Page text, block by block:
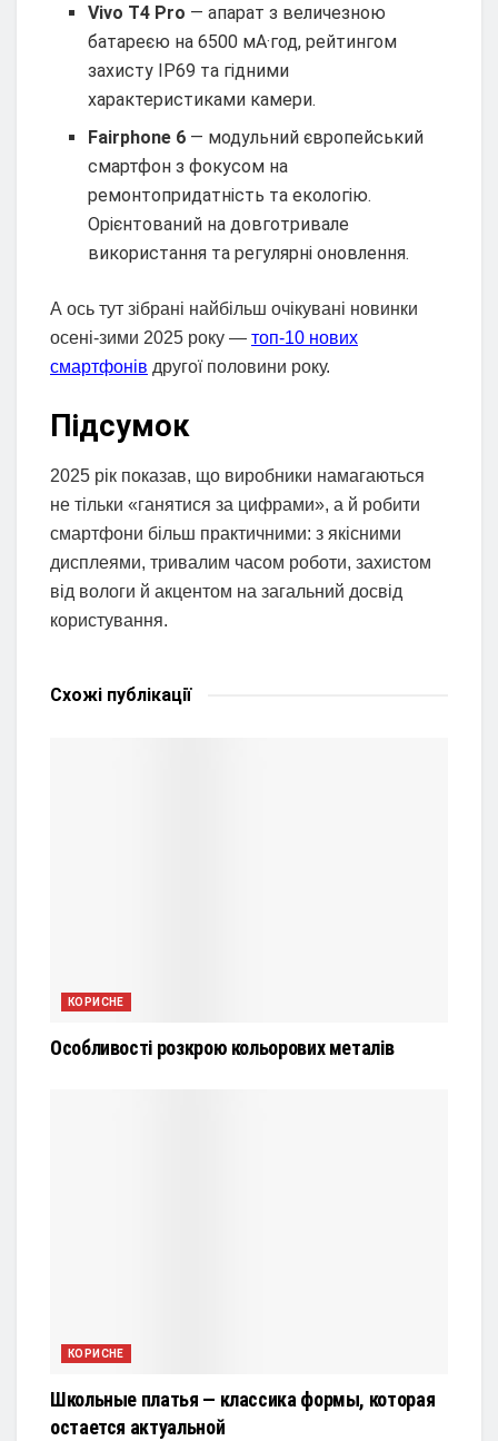
Vivo T4 Pro — апарат з величезною
батареєю на 6500 мА·год, рейтингом
захисту IP69 та гідними
характеристиками камери.
Fairphone 6 — модульний європейський
смартфон з фокусом на
ремонтопридатність та екологію.
Орієнтований на довготривале
використання та регулярні оновлення.
А ось тут зібрані найбільш очікувані новинки
осені-зими 2025 року — топ-10 нових
смартфонів другої половини року.
Підсумок
2025 рік показав, що виробники намагаються
не тільки «ганятися за цифрами», а й робити
смартфони більш практичними: з якісними
дисплеями, тривалим часом роботи, захистом
від вологи й акцентом на загальний досвід
користування.
Схожі публікації
КОРИСНЕ
Особливості розкрою кольорових металів
КОРИСНЕ
Школьные платья — классика формы, которая
остается актуальной